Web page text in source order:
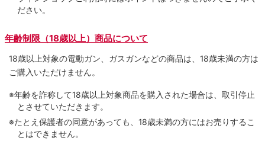
ださい。
年齢制限（18歳以上）商品について
18歳以上対象の電動ガン、ガスガンなどの商品は、18歳未満の方は
ご購入いただけません。
※年齢を詐称して18歳以上対象商品を購入された場合は、取引停止
とさせていただきます。
※たとえ保護者の同意があっても、18歳未満の方にはお売りするこ
とはできません。